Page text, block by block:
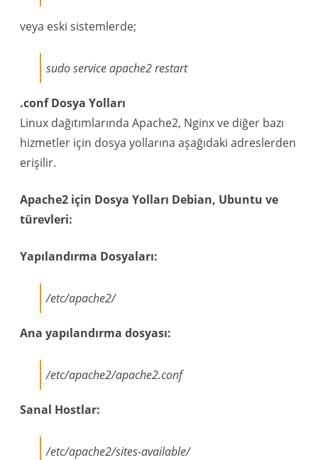
veya eski sistemlerde;
sudo service apache2 restart
.conf Dosya Yolları
Linux dağıtımlarında Apache2, Nginx ve diğer bazı
hizmetler için dosya yollarına aşağıdaki adreslerden
erişilir.
Apache2 için Dosya Yolları Debian, Ubuntu ve
türevleri:
Yapılandırma Dosyaları:
/etc/apache2/
Ana yapılandırma dosyası:
/etc/apache2/apache2.conf
Sanal Hostlar:
/etc/apache2/sites-available/